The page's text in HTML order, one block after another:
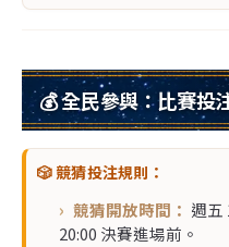
💰 全民參與：比賽投
🎲 競猜投注規則：
競猜開放時間： 週五
20:00 決賽進場前。